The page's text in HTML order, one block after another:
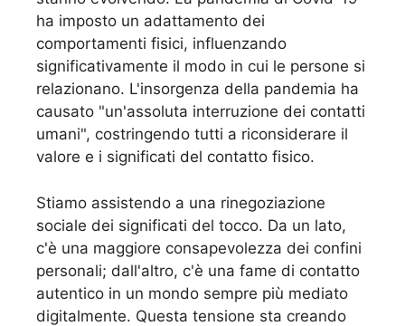
ha imposto un adattamento dei
comportamenti fisici, influenzando
significativamente il modo in cui le persone si
relazionano. L'insorgenza della pandemia ha
causato "un'assoluta interruzione dei contatti
umani", costringendo tutti a riconsiderare il
valore e i significati del contatto fisico.
Stiamo assistendo a una rinegoziazione
sociale dei significati del tocco. Da un lato,
c'è una maggiore consapevolezza dei confini
personali; dall'altro, c'è una fame di contatto
autentico in un mondo sempre più mediato
digitalmente. Questa tensione sta creando